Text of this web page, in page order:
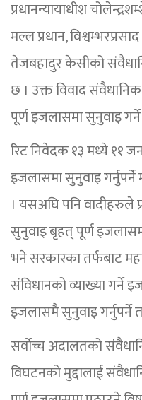
प्रधानन्यायाधीश
मल्ल प्रधान,
तेजबहादुर केसीको
छ । उक्त विवाद
पूर्ण इजलासमा सुनुवाइ
रिट निवेदक १३ मध्ये ११
इजलासमा सुनुवाइ
। यसअघि पनि वादीहरुले
सुनुवाइ बृहत् पूर्ण
भने सरकारका तर्फबाट
संविधानको व्याख्या गर्ने
इजलासमै सुनुवाइ गर्नुपर्ने
सर्वोच्च अदालतको
विघटनको मुद्दालाई